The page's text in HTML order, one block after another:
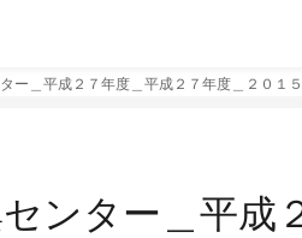
ー＿平成２７年度＿平成２７年度＿２０１
ンター＿平成